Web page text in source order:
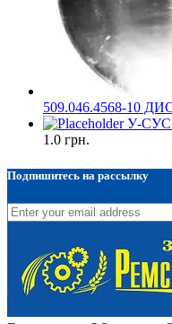
509.046.4568-10
У-СУС
1.0 грн.
Подпишитесь на рассылку